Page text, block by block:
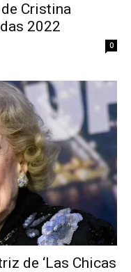
Cristina
2022
0
de ‘Las Chicas